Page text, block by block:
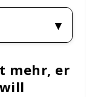
mehr, er